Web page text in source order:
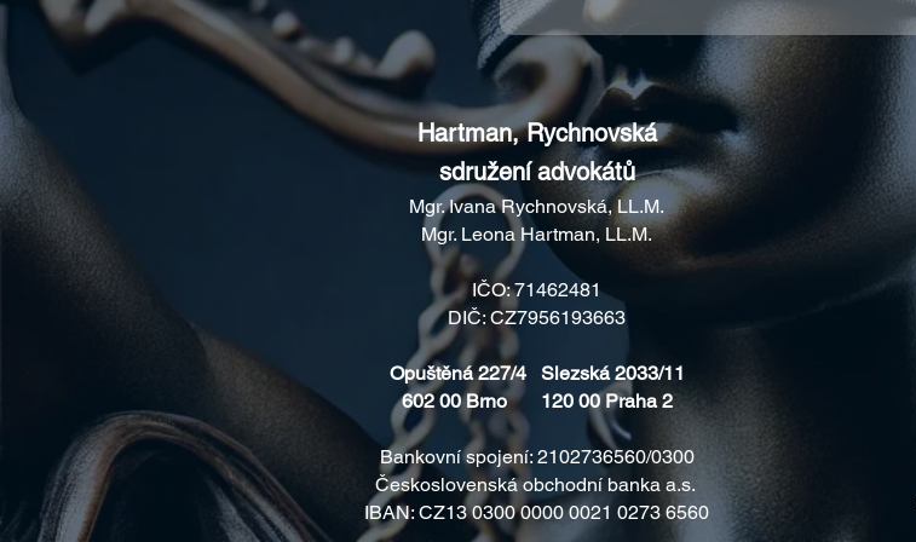
Hartman, Rychnovská
sdružení advokátů
Mgr. Ivana Rychnovská, LL.M.
Mgr. Leona Hartman, LL.M.
IČO: 71462481
DIČ: CZ7956193663
Opuštěná 227/4 Slezská 2033/11
602 00 Brno 120 00 Praha 2
Bankovní spojení: ​2102736560/0300
Československá obchodní banka a.s. ​​​
IBAN: CZ13 0300 0000 0021 0273 6560